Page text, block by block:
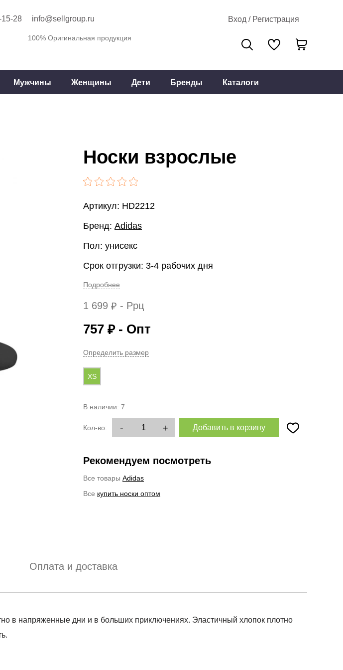
15-28 info@sellgroup.ru Вход / Регистрация
100% Оригинальная продукция
Мужчины Женщины Дети Бренды Каталоги
Носки взрослые
Артикул: HD2212
Бренд: Adidas
Пол: унисекс
Срок отгрузки: 3-4 рабочих дня
Подробнее
1 699 ₽ - Ррц
757 ₽- Опт
Определить размер
XS
В наличии: 7
Кол-во: - + Добавить в корзину
Рекомендуем посмотреть
Все товары Adidas
Все купить носки оптом
Оплата и доставка
в напряженные дни и в больших приключениях. Эластичный хлопок плотно